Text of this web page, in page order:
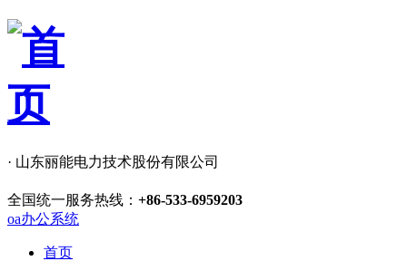
· 山东丽能电力技术股份有限公司
全国统一服务热线： +86-533-6959203
oa办公系统
首页